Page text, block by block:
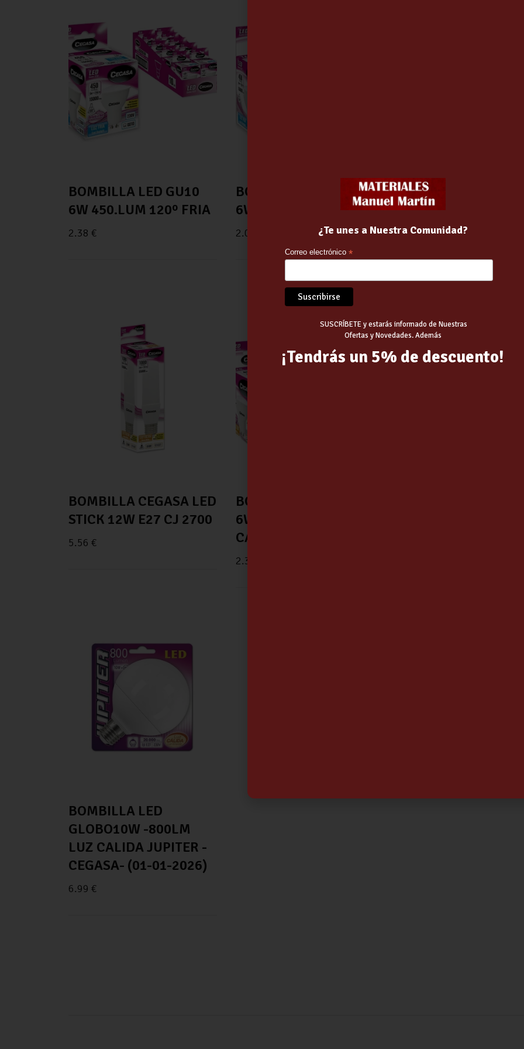
BOMBILLA LED GU10
6W 450.LUM 120º FRIA
2.38 €
BOMBILLA LED GU5.3
6W 450.LUM 120º FRIA
2.07
BOMBILLA LED
ESFERICA 6W E27
470.LUM CALIDA
BOMBILLA CEGASA LED
STICK 12W E27 CJ 2700
5.56 €
BOMBILLA LED GU10
6W 420.LUM 120º
CALIDA
2.38
BOMBILLA LED
GLOBO10W -800LM
LUZ CALIDA JUPITER -
CEGASA- (01-01-2026)
6.99 €
¿Te unes a Nuestra Comunidad?
Correo electrónico *
SUSCRÍBETE y estarás informado de Nuestras
Ofertas y Novedades. Además
¡Tendrás un 5% de descuento!